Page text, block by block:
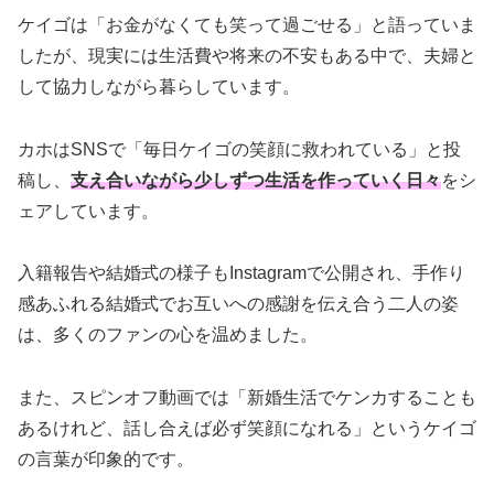
ケイゴは「お金がなくても笑って過ごせる」と語っていま
したが、現実には生活費や将来の不安もある中で、夫婦と
して協力しながら暮らしています。
カホはSNSで「毎日ケイゴの笑顔に救われている」と投
稿し、 支え合いながら少しずつ生活を作っていく日々をシ
ェアしています。
入籍報告や結婚式の様子もInstagramで公開され、手作り
感あふれる結婚式でお互いへの感謝を伝え合う二人の姿
は、多くのファンの心を温めました。
また、スピンオフ動画では「新婚生活でケンカすることも
あるけれど、話し合えば必ず笑顔になれる」というケイゴ
の言葉が印象的です。